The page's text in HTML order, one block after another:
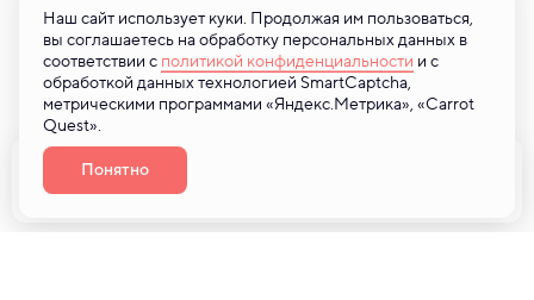
© ООО «ТСЗ» — 2026 © Все права на публикуемые на сайте материалы
принадлежат ООО «ТСЗ». Любая информация, представленная на
данном сайте, носит исключительно информационный характер и ни при
каких условиях не является публичной офертой, определяемой
положениями статьи 437 ГК РФ. 2026
Наш сайт использует куки. Продолжая им пользоваться,
вы соглашаетесь на обработку персональных данных в
соответствии с политикой конфиденциальности и с
обработкой данных технологией SmartCaptcha,
метрическими программами «Яндекс.Метрика», «Carrot
Quest».
Понятно